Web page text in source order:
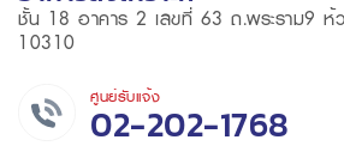
ชั้น 18 อาคาร 2 เลขที่ 63 ถ.พระราม9 ห้
10310
ศูนย์รับแจ้ง
02-202-1768